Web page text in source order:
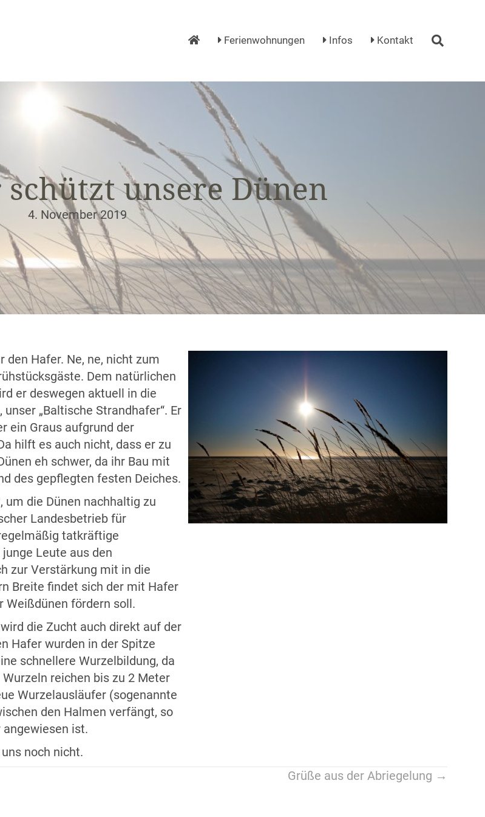
Ferienwohnungen Infos Kontakt
unsere Dünen
4. November 2019
den Hafer. Ne, ne, nicht zum
Dem natürlichen
er deswegen aktuell in die
„Baltische Strandhafer“. Er
ein Graus aufgrund der
hilft es auch nicht, dass er zu
eh schwer, da ihr Bau mit
des gepflegten festen Deiches.
die Dünen nachhaltig zu
Landesbetrieb für
tatkräftige
Leute aus den
zur Verstärkung mit in die
Breite findet sich der mit Hafer
Weißdünen fördern soll.
die Zucht auch direkt auf der
Hafer wurden in der Spitze
schnellere Wurzelbildung, da
reichen bis zu 2 Meter
Wurzelausläufer (sogenannte
den Halmen verfängt, so
ist.
noch nicht.
Grüße aus der Abriegelung →